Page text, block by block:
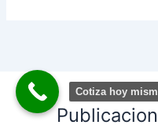
l
e
Cotiza hoy